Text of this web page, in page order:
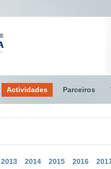
Actividades Parceiros
2013 2014 2015 2016